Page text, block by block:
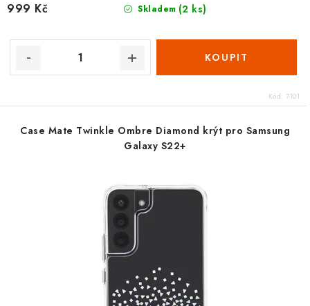
Skladem (2 ks)
999 Kč
Kód: 7101
Case Mate Twinkle Ombre Diamond krýt pro Samsung
Galaxy S22+